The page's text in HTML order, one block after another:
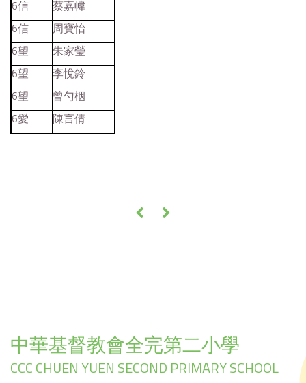
6信
蔡嘉幃
6信
周寶怡
6望
朱家瑩
6望
李悅鈴
6望
曾勺栶
6愛
陳言倩
« »
中華基督教會全完第二小學
CCC CHUEN YUEN SECOND PRIMARY SCHOOL